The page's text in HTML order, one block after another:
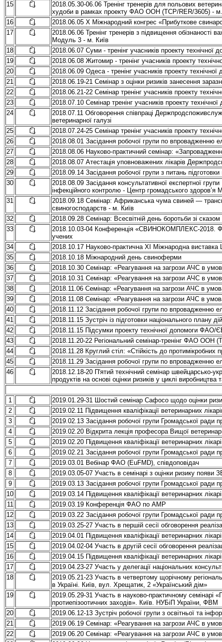
15
2018.05.30-06.06 Тренінг тренерів для польових
худоби в рамках проекту ФАО ООН (TCP/RER/3605) -
16
2018.06.05 Х Міжнародний конгрес «Прибуткове
17
2018.06.06 Тренінг тренерів з підвищення
Модуль 3 - м. Київ
18
2018.06.07 Суми - тренінг учасників проекту
19
2018.06.08 Житомир - тренінг учасників проекту
20
2018.06.09 Одеса - тренінг учасників проекту
21
2018.06.19-21 Семінар з оцінки ризиків занесення
22
2018.06.21-22 Семінар тренінг учасників проекту
23
2018.07.10 Семінар тренінг учасників проекту
24
2018.07.11 Обговорення співпраці
ветеринарної галузі
25
2018.07.24-25 Семінар тренінг учасників проекту
26
2018.08.01 Засідання робочої групи по впровадженню
27
2018.08.06 Науково-практичний семінар:
28
2018.08.07 Атестація уповноважених лікарів
29
2018.09.14 Засідання робочої групи з питань
30
2018.08.09 Засідання консультативної експертної
інфекційного контролю - Центр громадського здоров’я
31
2018.09.18 Семінар: Африканська чума свиней —
свиногосподарств - м. Київ
32
2018.09.28 Семінар: Всесвітній день боротьби зі
33
2018.10.03-04 Конференція «СВИНОКОМПЛЕКС-2018.
учених
34
2018.10.17 Науково-практична XI Міжнародна
35
2018.10.18 Міжнародний день свиноферми
36
2018.10.30 Семінар: «Реагування на загрози АЧС в
37
2018.10.31 Семінар: «Реагування на загрози АЧС в
38
2018.11.06 Семінар: «Реагування на загрози АЧС в
39
2018.11.08 Семінар: «Реагування на загрози АЧС в
40
2018.11.12 Засідання робочої групи по впровадженню
41
2018.11.15 Зустріч із підготовки національного плану
42
2018.11.15 Підсумки проекту технічної допомоги ФАО/
43
2018.11.20-22 Регіональний семінар-тренінг ФАО ООН
44
2018.11.28 Круглий стіл: «Стійкість до протимікробних
45
2018.11.29 Засідання робочої групи по впровадженню
46
2018.12.18-20 П'ятий технічний семінар швейцарсько-
продуктів на основі оцінки ризиків у циклі
1
2019.01.29-31 Шостий семінар Сафосо щодо оцінки
2
2019.02.11 Підвищення кваліфікації ветеринарних
3
2019.02.13 Засідання робочої групи Громадської ради
4
2019.02.20 Відкрита лекція професора Вищої
5
2019.02.20 Підвищення кваліфікації ветеринарних
6
2019.02.21 Засідання робочої групи Громадської ради
7
2019.03.01 Вебінар ФАО (EuFMD), співдоповідач
8
2019.03.05-07 Участь в семінарі з оцінки ризику появи
9
2019.03.13 Засідання робочої групи Громадської ради
10
2019.03.14 Підвищення кваліфікації ветеринарних
11
2019.03.19 Конференція ФАО по АМР
12
2019.03.22 Засідання робочої групи Громадської ради
13
2019.03.25-27 Участь в першій сесії обговорення
14
2019.04.01 Підвищення кваліфікації ветеринарних
15
2019.04.02-04 Участь в другій сесії обговорення
16
2019.04.15 Підвищення кваліфікації ветеринарних
17
2019.04.23-27 Участь у делегації національних
18
2019.05.21-23 Участь в четвертому щорічному
в Україні. Київ, вул. Хрещатик, 2 «Український дім»
19
2019.05.29-31 Участь в науково-практичному семінарі
протиепізоотичних заходів». Київ. НУБіП України, ФВМ
20
2019.06.12-13 Зустріч робочої групи з освітньої та
21
2019.06.19 Семінар: «Реагування на загрози АЧС в
22
2019.06.20 Семінар: «Реагування на загрози АЧС в